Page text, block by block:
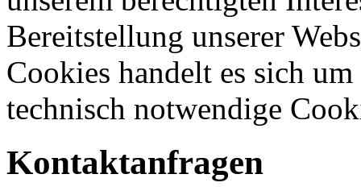
Bereitstellung unserer
Cookies handelt es sich
technisch notwendige
Kontaktanfragen